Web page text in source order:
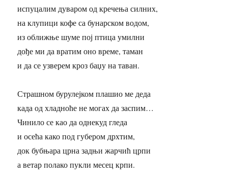
испуцалим дуваром од кречења силних,
на клупици кофе са бунарском водом,
из оближње шуме пој птица умилни
дође ми да вратим оно време, таман
и да се узверем кроз баџу на таван.
Страшном бурулејком плашио ме деда
када од хладноће не могах да заспим…
Чинило се као да однекуд гледа
и осећа како под губером дрхтим,
док бубњара црна задњи жарчић црпи
а ветар полако пукли месец крпи.